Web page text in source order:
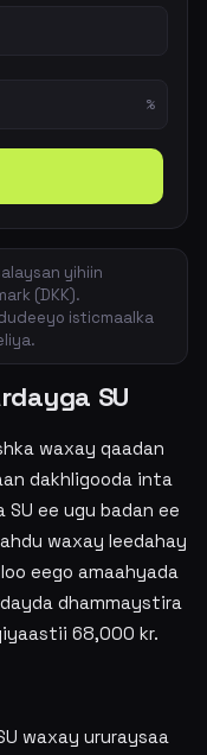
%
yihiin
(DKK).
isticmaalka
SU
waxay qaadan
dakhligooda inta
ee ugu badan ee
waxay leedahay
eego amaahyada
dhammaystira
68,000 kr.
waxay ururaysaa